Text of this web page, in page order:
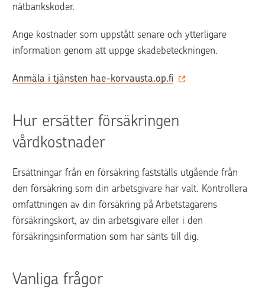
nätbankskoder.
Ange kostnader som uppstått senare och ytterligare
information genom att uppge skadebeteckningen.
Anmäla i tjänsten hae-korvausta.op.fi‍‍‍
Hur ersätter försäkringen
vårdkostnader
Ersättningar från en försäkring fastställs utgående från
den försäkring som din arbetsgivare har valt. Kontrollera
omfattningen av din försäkring på Arbetstagarens
försäkringskort, av din arbetsgivare eller i den
försäkringsinformation som har sänts till dig.
Vanliga frågor